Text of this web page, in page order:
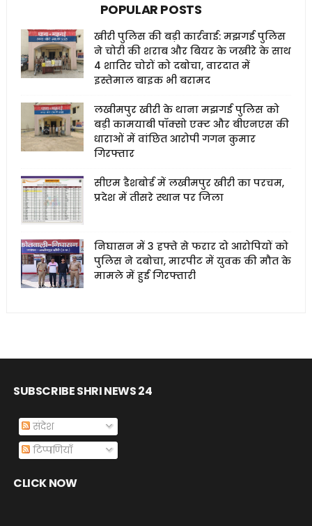
POPULAR POSTS
खीरी पुलिस की बड़ी कार्रवाई: मझगई पुलिस
ने चोरी की शराब और बियर के जखीरे के साथ
4 शातिर चोरों को दबोचा, वारदात में
इस्तेमाल बाइक भी बरामद
लखीमपुर खीरी के थाना मझगई पुलिस को
बड़ी कामयाबी पॉक्सो एक्ट और बीएनएस की
धाराओं में वांछित आरोपी गगन कुमार
गिरफ्तार
सीएम डैशबोर्ड में लखीमपुर खीरी का परचम,
प्रदेश में तीसरे स्थान पर जिला
निघासन में 3 हफ्ते से फरार दो आरोपियों को
पुलिस ने दबोचा, मारपीट में युवक की मौत के
मामले में हुई गिरफ्तारी
SUBSCRIBE SHRI NEWS 24
संदेश
टिप्पणियाँ
CLICK NOW